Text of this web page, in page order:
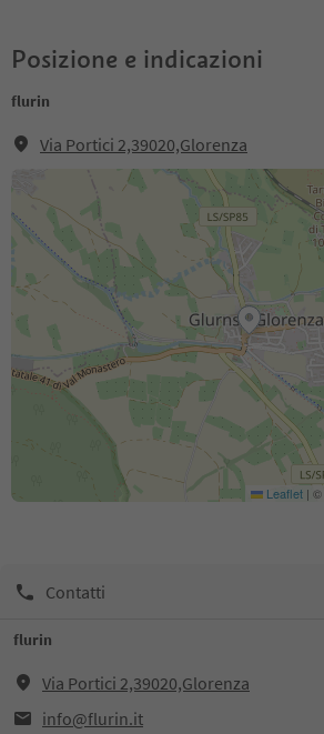
Posizione e indicazioni
flurin
Via Portici 2,39020,Glorenza
Leaflet | ©
Contatti
flurin
Via Portici 2,39020,Glorenza
info@flurin.it